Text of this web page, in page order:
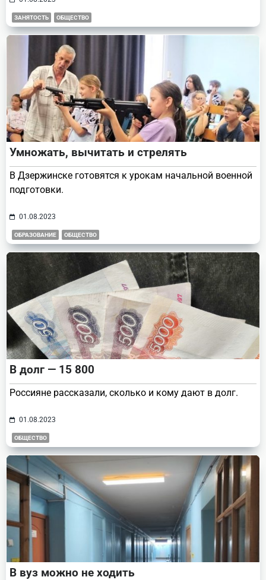
ЗАНЯТОСТЬ ОБЩЕСТВО
Умножать, вычитать и стрелять
В Дзержинске готовятся к урокам начальной военной
подготовки.
01.08.2023
ОБРАЗОВАНИЕ ОБЩЕСТВО
В долг — 15 800
Россияне рассказали, сколько и кому дают в долг.
01.08.2023
ОБЩЕСТВО
В вуз можно не ходить